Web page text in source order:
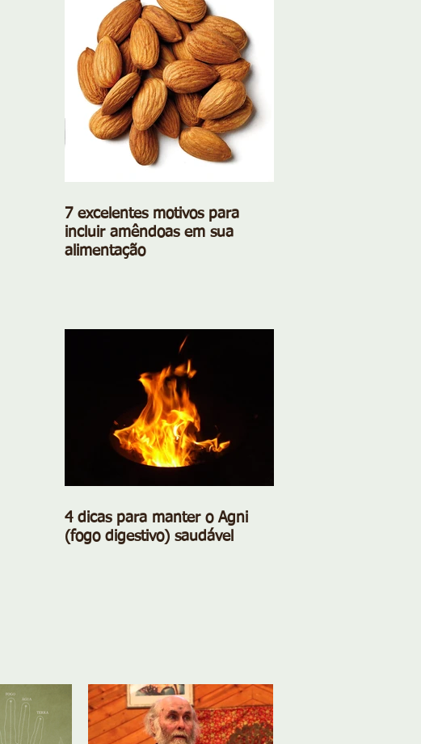
7 excelentes motivos para
incluir amêndoas em sua
alimentação
4 dicas para manter o Agni
(fogo digestivo) saudável